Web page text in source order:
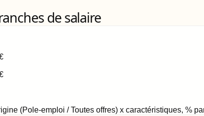
de salaire
(Pole-emploi / Toutes offres) x caractéristiques, %